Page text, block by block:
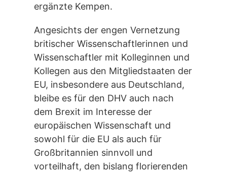
ergänzte Kempen.
Angesichts der engen Vernetzung
britischer Wissenschaftlerinnen und
Wissenschaftler mit Kolleginnen und
Kollegen aus den Mitgliedstaaten der
EU, insbesondere aus Deutschland,
bleibe es für den DHV auch nach
dem Brexit im Interesse der
europäischen Wissenschaft und
sowohl für die EU als auch für
Großbritannien sinnvoll und
vorteilhaft, den bislang florierenden